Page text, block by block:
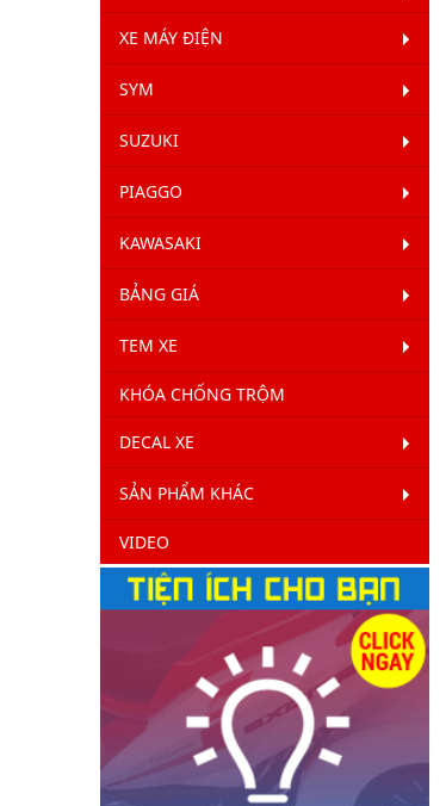
XE MÁY ĐIỆN
SYM
SUZUKI
PIAGGO
KAWASAKI
BẢNG GIÁ
TEM XE
KHÓA CHỐNG TRỘM
DECAL XE
SẢN PHẨM KHÁC
VIDEO